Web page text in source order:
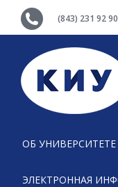
(843) 231 92 90
ОБ УНИВЕРСИТЕТЕ
ЭЛЕКТРОННАЯ